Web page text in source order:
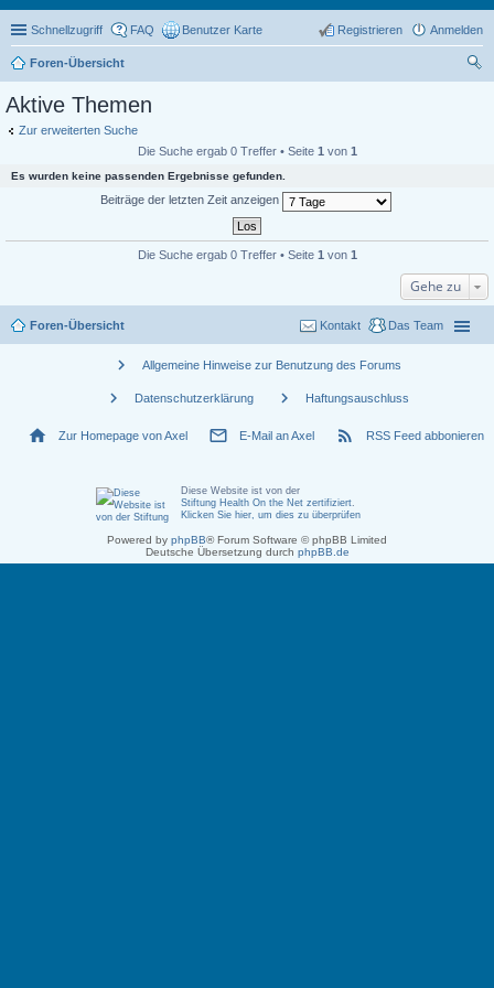
Schnellzugriff FAQ Benutzer Karte Anmelden
Registrieren
Foren-Übersicht
Aktive Themen
Zur erweiterten Suche
Die Suche ergab 0 Treffer • Seite 1 von 1
Es wurden keine passenden Ergebnisse gefunden.
Beiträge der letzten Zeit anzeigen
Die Suche ergab 0 Treffer • Seite 1 von 1
Gehe zu
Foren-Übersicht Das Team
Kontakt
chevron_right Allgemeine Hinweise zur Benutzung des Forums
chevron_right Datenschutzerklärung chevron_right Haftungsauschluss
home Zur Homepage von Axel mail_outline E-Mail an Axel rss_feed RSS Feed abbonieren
Diese Website ist von der
Stiftung Health On the Net zertifiziert
Klicken Sie hier, um dies zu überprüfen
Powered by phpBB® Forum Software © phpBB Limited
Deutsche Übersetzung durch phpBB.de